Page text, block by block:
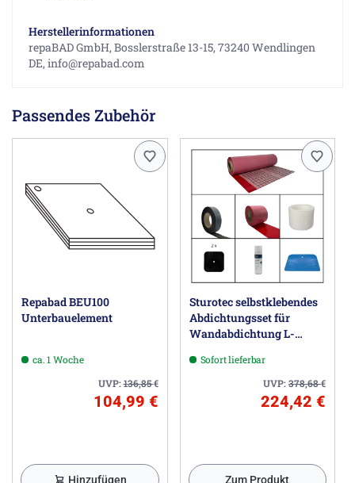
Herstellerinformationen
repaBAD GmbH, Bosslerstraße 13-15, 73240 Wendlingen
DE, info@repabad.com
Passendes Zubehör
Repabad BEU100
Unterbauelement
ca. 1 Woche
UVP:136,85€
104,99 €
Hinzufügen
Sturotec selbstklebendes
Abdichtungsset für
Wandabdichtung L-
Wannenlänge bis 2,3 m,
Wandhöhe bis 2,5 m
Sofort lieferbar
UVP:378,68€
224,42 €
Zum Produkt